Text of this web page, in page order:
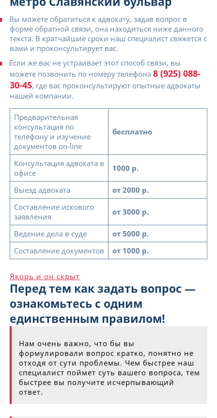
Вы можете обратиться к адвокату, задав вопрос в
форме обратной связи, она находиться ниже данного
текста. В кратчайшие сроки наш специалист свяжется с
вами и проконсультирует вас.
Если же вас не устраивает этот способ связи, вы
можете позвонить по номеру телефона 8 (925) 088-
30-45, где вас проконсультируют опытные адвокаты
нашей компании.
Предварительная
консультация по
телефону и изучение
документов on-line
бесплатно
Консультация адвоката в
офисе
1000 р.
Выезд адвоката
от 2000 р.
Составление искового
заявления
от 3000 р.
Ведение дела в суде
от 5000 р.
Составление документов
от 1000 р.
Якорь и он скрыт
Перед тем как задать вопрос —
ознакомьтесь с одним
единственным правилом!
Нам очень важно, что бы вы
формулировали вопрос кратко, понятно не
отходя от сути проблемы. Чем быстрее наш
специалист поймет суть вашего вопроса, тем
быстрее вы получите исчерпывающий
ответ.